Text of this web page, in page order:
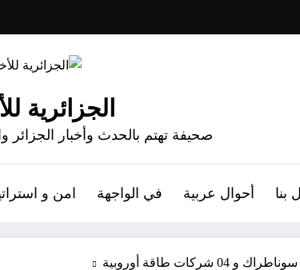
الجزائرية
صحيفة تهتم بالحدث وأخبار الجزائر
بنا أحوال عربية في الواجهة امن و
شركات طاقة أوروبية